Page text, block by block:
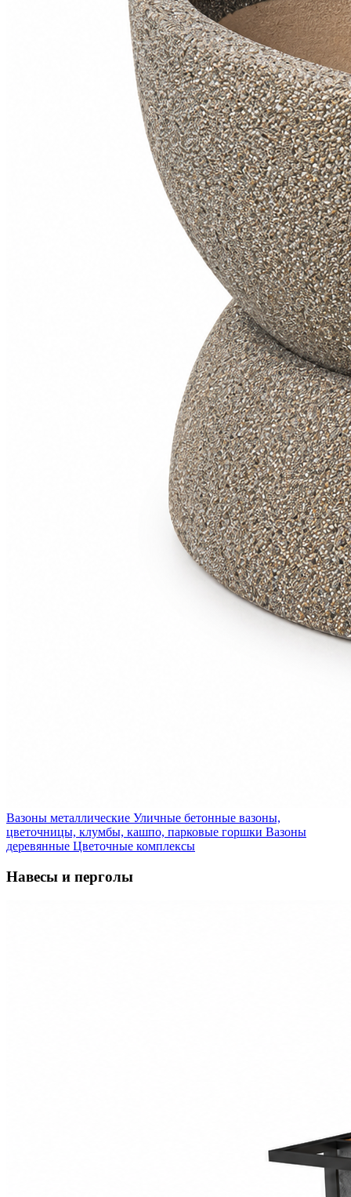
Вазоны металлические Уличные бетонные вазоны,
цветочницы, клумбы, кашпо, парковые горшки Вазоны
деревянные Цветочные комплексы
Навесы и перголы